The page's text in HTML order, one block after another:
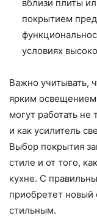
вблизи плиты
покрытием
условиях
Важно учитывать,
ярким
могут работать не
и как усилитель
Выбор покрытия
стиле и от того,
кухне. С
приобретет
стильным.